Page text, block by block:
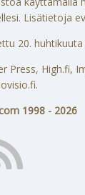
Lisätietoja
20. huhtikuuta
Press, High.fi,
1998 - 2026